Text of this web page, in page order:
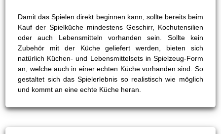
Damit das Spielen direkt beginnen kann, sollte bereits beim
Kauf der Spielküche mindestens Geschirr, Kochutensilien
oder auch Lebensmitteln vorhanden sein. Sollte kein
Zubehör mit der Küche geliefert werden, bieten sich
natürlich Küchen- und Lebensmittelsets in Spielzeug-Form
an, welche auch in einer echten Küche vorhanden sind. So
gestaltet sich das Spielerlebnis so realistisch wie möglich
und kommt an eine echte Küche heran.